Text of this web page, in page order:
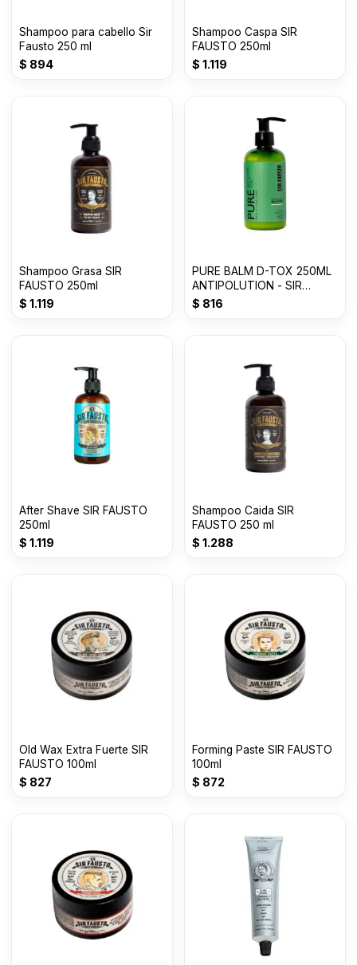
Shampoo para cabello Sir
Fausto 250 ml
$ 894
Shampoo Caspa SIR
FAUSTO 250ml
$ 1.119
Shampoo Grasa SIR
FAUSTO 250ml
$ 1.119
PURE BALM D-TOX 250ML
ANTIPOLUTION - SIR
FAUSTO
$ 816
After Shave SIR FAUSTO
250ml
$ 1.119
Shampoo Caida SIR
FAUSTO 250 ml
$ 1.288
Old Wax Extra Fuerte SIR
FAUSTO 100ml
$ 827
Forming Paste SIR FAUSTO
100ml
$ 872